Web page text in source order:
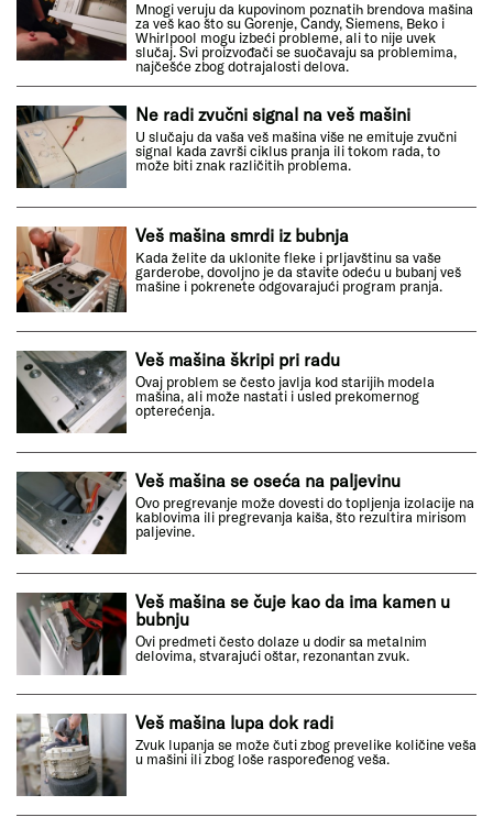
Mnogi veruju da kupovinom poznatih brendova mašina
za veš kao što su Gorenje, Candy, Siemens, Beko i
Whirlpool mogu izbeći probleme, ali to nije uvek
slučaj. Svi proizvođači se suočavaju sa problemima,
najčešće zbog dotrajalosti delova.
Ne radi zvučni signal na veš mašini
U slučaju da vaša veš mašina više ne emituje zvučni
signal kada završi ciklus pranja ili tokom rada, to
može biti znak različitih problema.
Veš mašina smrdi iz bubnja
Kada želite da uklonite fleke i prljavštinu sa vaše
garderobe, dovoljno je da stavite odeću u bubanj veš
mašine i pokrenete odgovarajući program pranja.
Veš mašina škripi pri radu
Ovaj problem se često javlja kod starijih modela
mašina, ali može nastati i usled prekomernog
opterećenja.
Veš mašina se oseća na paljevinu
Ovo pregrevanje može dovesti do topljenja izolacije na
kablovima ili pregrevanja kaiša, što rezultira mirisom
paljevine.
Veš mašina se čuje kao da ima kamen u
bubnju
Ovi predmeti često dolaze u dodir sa metalnim
delovima, stvarajući oštar, rezonantan zvuk.
Veš mašina lupa dok radi
Zvuk lupanja se može čuti zbog prevelike količine veša
u mašini ili zbog loše raspoređenog veša.